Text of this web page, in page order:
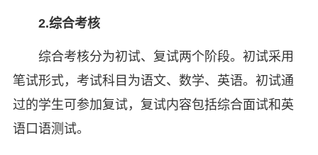
2.综合考核
综合考核分为初试、复试两个阶段。初试采用
笔试形式，考试科目为语文、数学、英语。初试通
过的学生可参加复试，复试内容包括综合面试和英
语口语测试。